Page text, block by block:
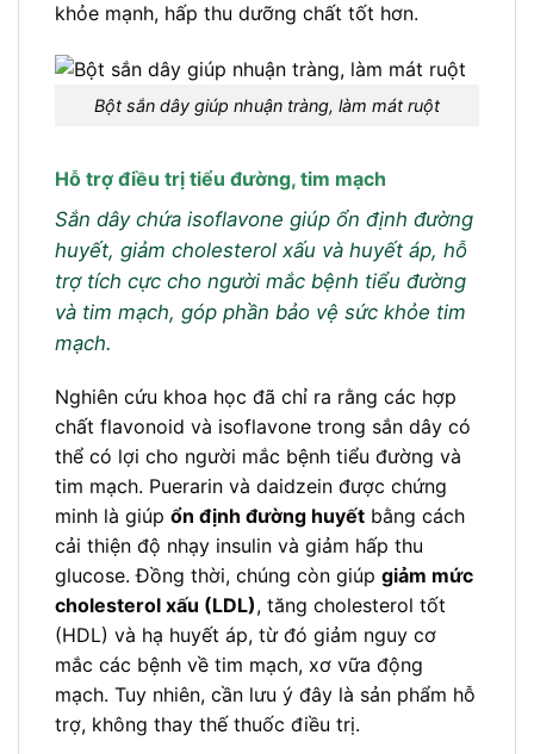
khỏe mạnh, hấp thu dưỡng chất tốt hơn.
Bột sắn dây giúp nhuận tràng, làm mát ruột
Hỗ trợ điều trị tiểu đường, tim mạch
Sắn dây chứa isoflavone giúp ổn định đường
huyết, giảm cholesterol xấu và huyết áp, hỗ
trợ tích cực cho người mắc bệnh tiểu đường
và tim mạch, góp phần bảo vệ sức khỏe tim
mạch.
Nghiên cứu khoa học đã chỉ ra rằng các hợp
chất flavonoid và isoflavone trong sắn dây có
thể có lợi cho người mắc bệnh tiểu đường và
tim mạch. Puerarin và daidzein được chứng
minh là giúp ổn định đường huyết bằng cách
cải thiện độ nhạy insulin và giảm hấp thu
glucose. Đồng thời, chúng còn giúp giảm mức
cholesterol xấu (LDL), tăng cholesterol tốt
(HDL) và hạ huyết áp, từ đó giảm nguy cơ
mắc các bệnh về tim mạch, xơ vữa động
mạch. Tuy nhiên, cần lưu ý đây là sản phẩm hỗ
trợ, không thay thế thuốc điều trị.